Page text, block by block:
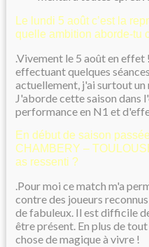
Le lundi 5 août c’est la
quelle ambition aborde-tu
.Vivement le 5 août en effet
effectuant quelques
actuellement, j'ai surtout
J'aborde cette saison dans
performance en N1 et
En début de saison
CHAMBERY –
as ressenti ?
.Pour moi ce match m'a
contre des joueurs
de fabuleux. Il est difficile
être présent. En plus de
chose de magique à vivre !